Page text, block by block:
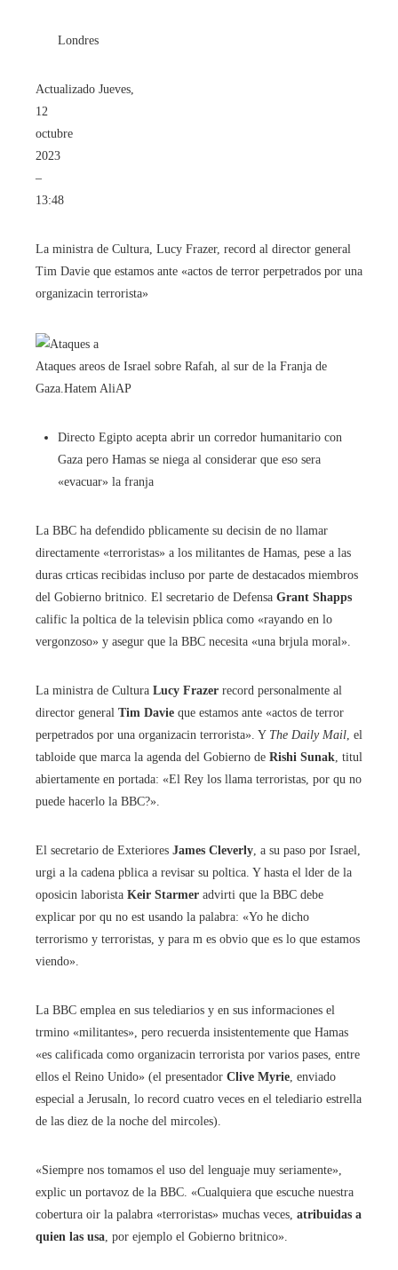
Londres
Actualizado Jueves,
12
octubre
2023
–
13:48
La ministra de Cultura, Lucy Frazer, record al director general
Tim Davie que estamos ante «actos de terror perpetrados por una
organizacin terrorista»
Ataques areos de Israel sobre Rafah, al sur de la Franja de
Gaza. Hatem AliAP
Directo Egipto acepta abrir un corredor humanitario con
Gaza pero Hamas se niega al considerar que eso sera
«evacuar» la franja
La BBC ha defendido pblicamente su decisin de no llamar
directamente «terroristas» a los militantes de Hamas, pese a las
duras crticas recibidas incluso por parte de destacados miembros
del Gobierno britnico. El secretario de Defensa Grant Shapps
calific la poltica de la televisin pblica como «rayando en lo
vergonzoso» y asegur que la BBC necesita «una brjula moral».
La ministra de Cultura Lucy Frazer record personalmente al
director general Tim Davie que estamos ante «actos de terror
perpetrados por una organizacin terrorista». Y The Daily Mail , el
tabloide que marca la agenda del Gobierno de Rishi Sunak , titul
abiertamente en portada: «El Rey los llama terroristas, por qu no
puede hacerlo la BBC?».
El secretario de Exteriores James Cleverly , a su paso por Israel,
urgi a la cadena pblica a revisar su poltica. Y hasta el lder de la
oposicin laborista Keir Starmer advirti que la BBC debe
explicar por qu no est usando la palabra: «Yo he dicho
terrorismo y terroristas, y para m es obvio que es lo que estamos
viendo».
La BBC emplea en sus telediarios y en sus informaciones el
trmino «militantes», pero recuerda insistentemente que Hamas
«es calificada como organizacin terrorista por varios pases, entre
ellos el Reino Unido» (el presentador Clive Myrie , enviado
especial a Jerusaln, lo record cuatro veces en el telediario estrella
de las diez de la noche del mircoles).
«Siempre nos tomamos el uso del lenguaje muy seriamente»,
explic un portavoz de la BBC. «Cualquiera que escuche nuestra
cobertura oir la palabra «terroristas» muchas veces, atribuidas a
quien las usa , por ejemplo el Gobierno britnico».